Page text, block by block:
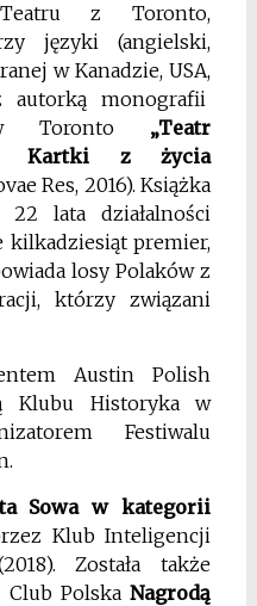
z Toronto,
języki (angielski,
w Kanadzie, USA,
autorkąmonografii
Toronto „Teatr
Kartki z życia
Res, 2016). Książka
lata działalności
premier,
losy Polaków z
którzy związani
Austin Polish
Klubu Historyka w
Festiwalu
Sowa w kategorii
Klub Inteligencji
Została także
Club PolskaNagrodą